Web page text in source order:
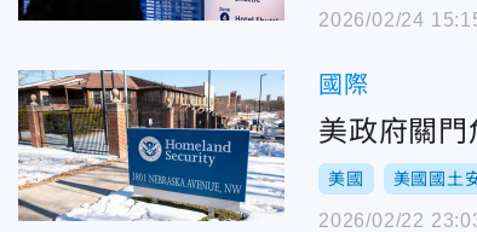
2026/02/24
國際
美政府關
美國 美國國土
2026/02/22